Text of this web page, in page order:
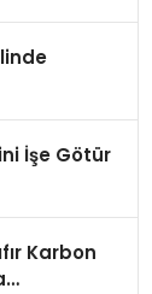
İşe Götür
Karbon